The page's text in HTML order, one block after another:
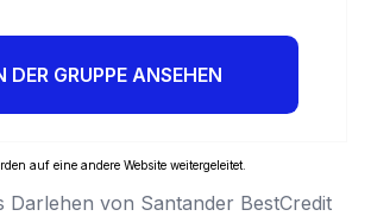
DER GRUPPE ANSEHEN
auf eine andere Website weitergeleitet.
Darlehen von Santander BestCredit